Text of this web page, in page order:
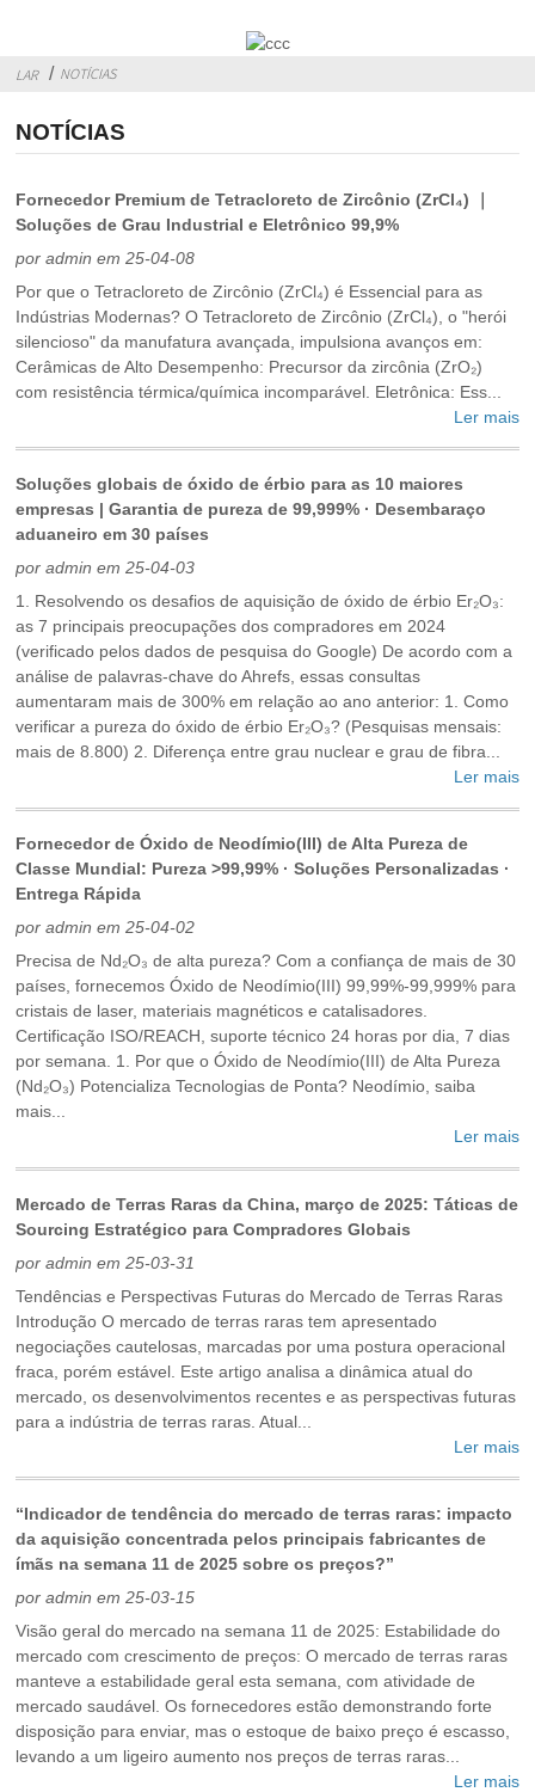
LAR NOTÍCIAS
NOTÍCIAS
Fornecedor Premium de Tetracloreto de Zircônio (ZrCl₄) ｜
Soluções de Grau Industrial e Eletrônico 99,9%
por admin em 25-04-08
Por que o Tetracloreto de Zircônio (ZrCl₄) é Essencial para as
Indústrias Modernas? O Tetracloreto de Zircônio (ZrCl₄), o "herói
silencioso" da manufatura avançada, impulsiona avanços em:
Cerâmicas de Alto Desempenho: Precursor da zircônia (ZrO₂)
com resistência térmica/química incomparável. Eletrônica: Ess...
Ler mais
Soluções globais de óxido de érbio para as 10 maiores
empresas | Garantia de pureza de 99,999% · Desembaraço
aduaneiro em 30 países
por admin em 25-04-03
1. Resolvendo os desafios de aquisição de óxido de érbio Er₂O₃:
as 7 principais preocupações dos compradores em 2024
(verificado pelos dados de pesquisa do Google) De acordo com a
análise de palavras-chave do Ahrefs, essas consultas
aumentaram mais de 300% em relação ao ano anterior: 1. Como
verificar a pureza do óxido de érbio Er₂O₃? (Pesquisas mensais:
mais de 8.800) 2. Diferença entre grau nuclear e grau de fibra...
Ler mais
Fornecedor de Óxido de Neodímio(III) de Alta Pureza de
Classe Mundial: Pureza >99,99% · Soluções Personalizadas ·
Entrega Rápida
por admin em 25-04-02
Precisa de Nd₂O₃ de alta pureza? Com ​​a confiança de mais de 30
países, fornecemos Óxido de Neodímio(III) 99,99%-99,999% para
cristais de laser, materiais magnéticos e catalisadores.
Certificação ISO/REACH, suporte técnico 24 horas por dia, 7 dias
por semana. ‌1. Por que o Óxido de Neodímio(III) de Alta Pureza
(Nd₂O₃) Potencializa Tecnologias de Ponta? Neodímio, saiba
mais...
Ler mais
Mercado de Terras Raras da China, março de 2025: Táticas de
Sourcing Estratégico para Compradores Globais
por admin em 25-03-31
Tendências e Perspectivas Futuras do Mercado de Terras Raras
Introdução O mercado de terras raras tem apresentado
negociações cautelosas, marcadas por uma postura operacional
fraca, porém estável. Este artigo analisa a dinâmica atual do
mercado, os desenvolvimentos recentes e as perspectivas futuras
para a indústria de terras raras. Atual...
Ler mais
“Indicador de tendência do mercado de terras raras: impacto
da aquisição concentrada pelos principais fabricantes de
ímãs na semana 11 de 2025 sobre os preços?”
por admin em 25-03-15
Visão geral do mercado na semana 11 de 2025: Estabilidade do
mercado com crescimento de preços: O mercado de terras raras
manteve a estabilidade geral esta semana, com atividade de
mercado saudável. Os fornecedores estão demonstrando forte
disposição para enviar, mas o estoque de baixo preço é escasso,
levando a um ligeiro aumento nos preços de terras raras...
Ler mais